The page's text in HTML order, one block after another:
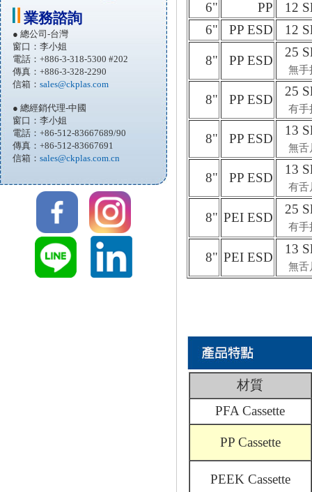
業務諮詢
● 總公司-台灣
窗口：李小姐
電話：+886-3-318-5300 #202
傳真：+886-3-328-2290
信箱： sales@ckplas.com
● 總經銷代理-中國
窗口：李小姐
電話：+86-512-83667689/90
傳真：+86-512-83667691
信箱： sales@ckplas.com.cn
6"
PP
12
6"
PP ESD 12
8" PP ESD
25
無手
8" PP ESD
25
有手
8" PP ESD
13
無舌
8" PP ESD
13
有舌
8" PEI ESD
25
有手
8" PEI ESD
13
無舌
材質
PFA Cassette
PP Cassette
PEEK Cassette